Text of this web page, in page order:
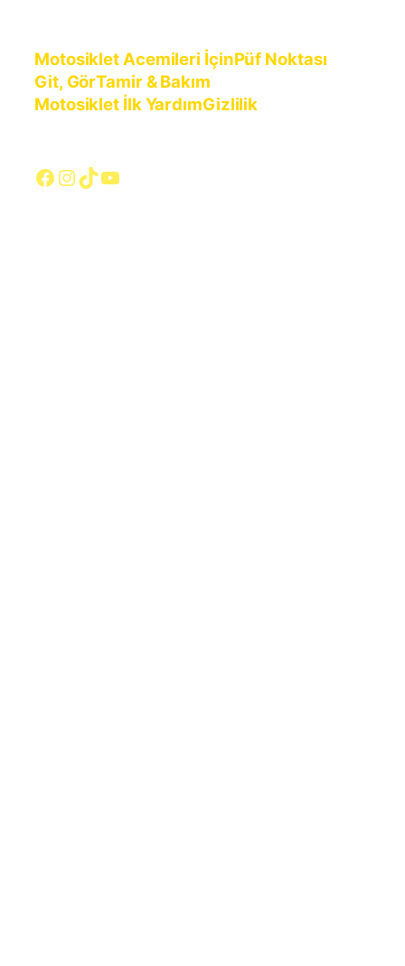
Motosiklet Acemileri İçinPüf Noktası
Git, GörTamir & Bakım
Motosiklet İlk YardımGizlilik
Facebook
Instagram
TikTok
YouTube